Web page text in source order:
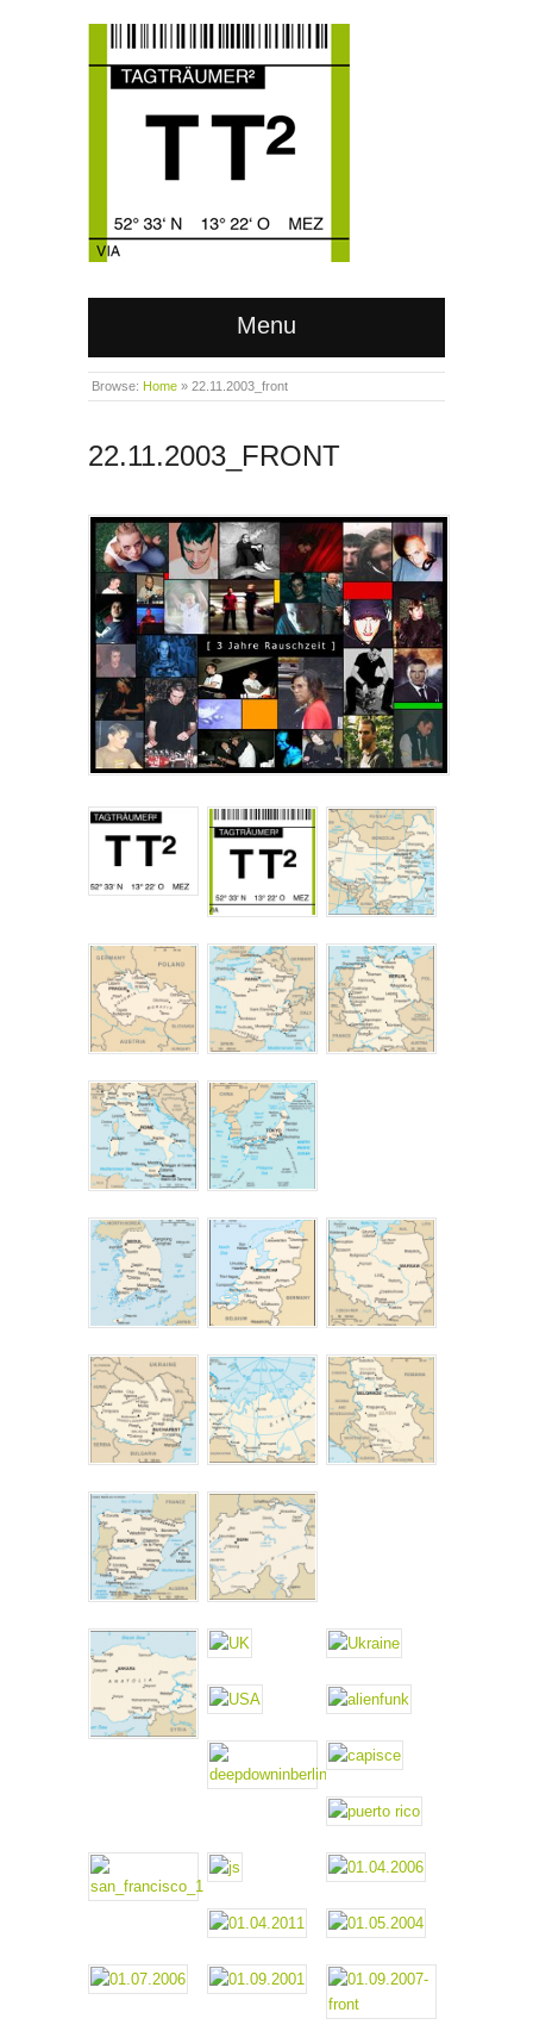
Menu
Browse: Home » 22.11.2003_front
22.11.2003_FRONT